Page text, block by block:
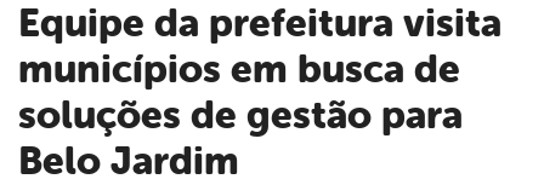
Equipe da prefeitura visita
municípios em busca de
soluções de gestão para
Belo Jardim